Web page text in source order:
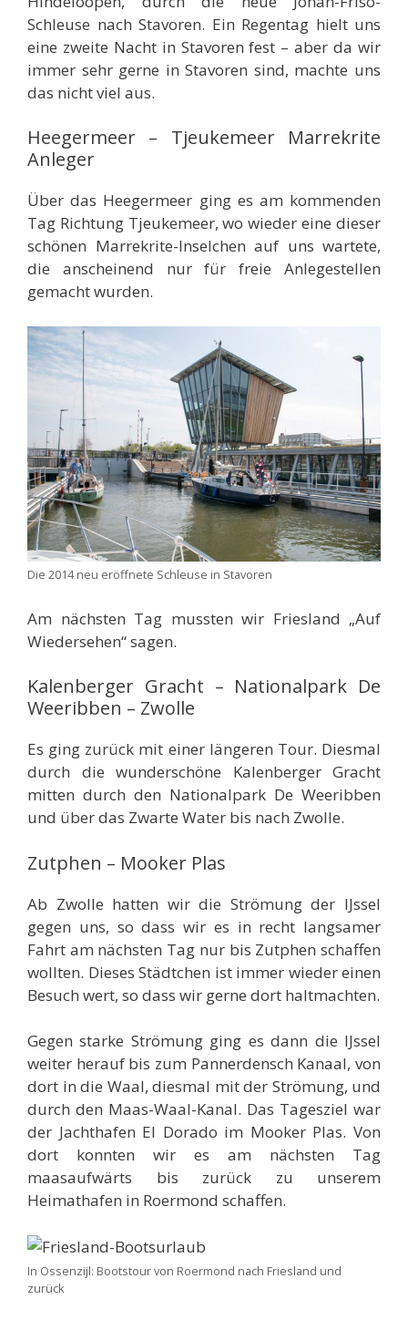
Schleuse nach Stavoren. Ein Regentag hielt uns
eine zweite Nacht in Stavoren fest – aber da wir
immer sehr gerne in Stavoren sind, machte uns
das nicht viel aus.
Heegermeer – Tjeukemeer Marrekrite
Anleger
Über das Heegermeer ging es am kommenden
Tag Richtung Tjeukemeer, wo wieder eine dieser
schönen Marrekrite-Inselchen auf uns wartete,
die anscheinend nur für freie Anlegestellen
gemacht wurden.
Die 2014 neu eröffnete Schleuse in Stavoren
Am nächsten Tag mussten wir Friesland „Auf
Wiedersehen“ sagen.
Kalenberger Gracht – Nationalpark De
Weeribben – Zwolle
Es ging zurück mit einer längeren Tour. Diesmal
durch die wunderschöne Kalenberger Gracht
mitten durch den Nationalpark De Weeribben
und über das Zwarte Water bis nach Zwolle.
Zutphen – Mooker Plas
Ab Zwolle hatten wir die Strömung der IJssel
gegen uns, so dass wir es in recht langsamer
Fahrt am nächsten Tag nur bis Zutphen schaffen
wollten. Dieses Städtchen ist immer wieder einen
Besuch wert, so dass wir gerne dort haltmachten.
Gegen starke Strömung ging es dann die IJssel
weiter herauf bis zum Pannerdensch Kanaal, von
dort in die Waal, diesmal mit der Strömung, und
durch den Maas-Waal-Kanal. Das Tagesziel war
der Jachthafen El Dorado im Mooker Plas. Von
dort konnten wir es am nächsten Tag
maasaufwärts bis zurück zu unserem
Heimathafen in Roermond schaffen.
In Ossenzijl: Bootstour von Roermond nach Friesland und
zurück